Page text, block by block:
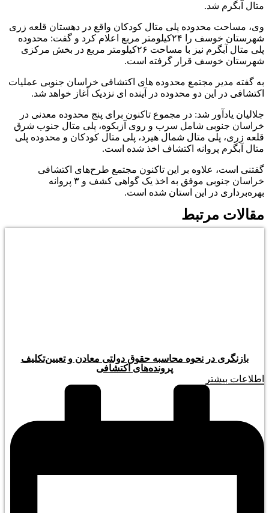
متال آبگرم شد.
وی، مساحت محدوده پلی متال کودکان واقع در دهستان قلعه زری
شهرستان خوسف را ۲۴کیلومتر مربع اعلام کرد و گفت: محدوده
پلی متال آبگرم نیز با مساحت ۲۶کیلومتر مربع در بخش مرکزی
شهرستان خوسف قرار گرفته است.
به گفته مدیر مجتمع محدوده های اکتشافی خراسان جنوبی عملیات
اکتشافی در این دو محدوده در آینده ای نزدیک آغاز خواهد شد.
جلالیان یادآور شد: در مجموع تاکنون برای پنج محدوده معدنی در
خراسان جنوبی شامل سرب و روی آزبکوه، پلی متال جنوب شرق
قلعه زری، پلی متال شمال هیرد، پلی متال کودکان و محدوده پلی
متال آبگرم پروانه اکتشاف اخذ شده است.
گفتنی است، علاوه بر این تاکنون مجتمع طرح‌های اکتشافی
خراسان جنوبی موفق به اخذ یک گواهی کشف و ۳ پروانه
‌بهره‌برداری در این استان شده است.
مقالات مرتبط
بازنگری در نحوه محاسبه حقوق دولتی معادن و تعیین‌تکلیف
پرونده‌های اکتشافی
اطلاعات بیشتر